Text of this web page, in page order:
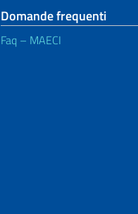
Domande frequenti
Faq – MAECI